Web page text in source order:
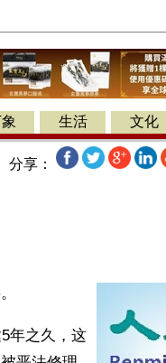
生活 文化
分享：
年之久，这